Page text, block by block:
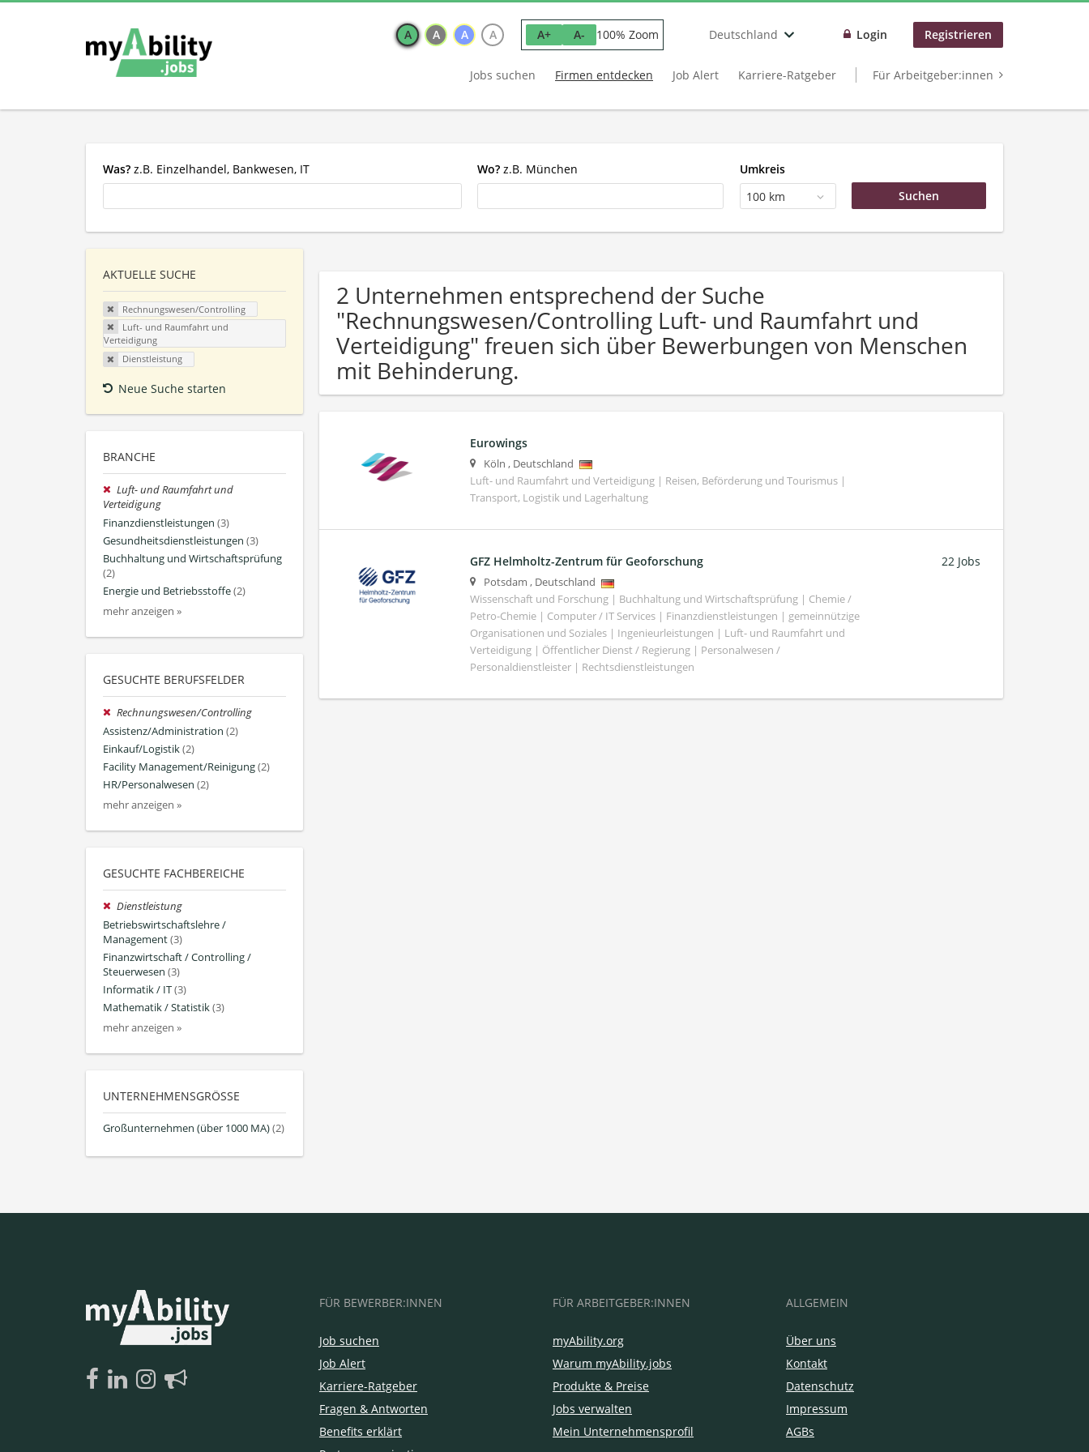
A A A A A+ A- 100% Zoom Deutschland Login Registrieren
Jobs suchen Firmen entdecken Job Alert Karriere-Ratgeber Für Arbeitgeber:innen
Was? z.B. Einzelhandel, Bankwesen, IT Wo? z.B. München
Umkreis
100 km
AKTUELLE SUCHE
Rechnungswesen/Controlling
Luft- und Raumfahrt und
Verteidigung
Dienstleistung
Neue Suche starten
BRANCHE
Luft- und Raumfahrt und
Verteidigung
Finanzdienstleistungen (3)
Gesundheitsdienstleistungen (3)
Buchhaltung und Wirtschaftsprüfung
(2)
Energie und Betriebsstoffe(2)
mehr anzeigen »
GESUCHTE BERUFSFELDER
Rechnungswesen/Controlling
Assistenz/Administration (2)
Einkauf/Logistik(2)
Facility Management/Reinigung(2)
HR/Personalwesen (2)
mehr anzeigen »
GESUCHTE FACHBEREICHE
Dienstleistung
Betriebswirtschaftslehre /
Management(3)
Finanzwirtschaft / Controlling /
Steuerwesen (3)
Informatik / IT(3)
Mathematik / Statistik(3)
mehr anzeigen »
UNTERNEHMENSGRÖSSE
Großunternehmen (über 1000 MA)(2)
2 Unternehmen entsprechend der Suche
"Rechnungswesen/Controlling Luft- und Raumfahrt und
Verteidigung" freuen sich über Bewerbungen von Menschen
mit Behinderung.
Eurowings
Köln , Deutschland
Luft- und Raumfahrt und Verteidigung | Reisen, Beförderung und Tourismus |
Transport, Logistik und Lagerhaltung
GFZ Helmholtz-Zentrum für Geoforschung
Potsdam , Deutschland
Wissenschaft und Forschung | Buchhaltung und Wirtschaftsprüfung | Chemie /
Petro-Chemie | Computer / IT Services | Finanzdienstleistungen | gemeinnützige
Organisationen und Soziales | Ingenieurleistungen | Luft- und Raumfahrt und
Verteidigung | Öffentlicher Dienst / Regierung | Personalwesen /
Personaldienstleister | Rechtsdienstleistungen
22 Jobs
FÜR BEWERBER:INNEN
Job suchen
Job Alert
Karriere-Ratgeber
Fragen & Antworten
Benefits erklärt
FÜR ARBEITGEBER:INNEN
myAbility.org
Warum myAbility.jobs
Produkte & Preise
Jobs verwalten
Mein Unternehmensprofil
ALLGEMEIN
Über uns
Kontakt
Datenschutz
Impressum
AGBs